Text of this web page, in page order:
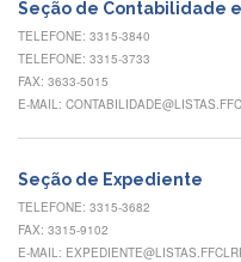
CULTURA
E
EXTENSÃO
e
Projetos
Seção de Contabilidade
TELEFONE: 3315-3840
TELEFONE: 3315-3733
FAX: 3633-5015
E-MAIL:
Seção de Expediente
TELEFONE: 3315-3682
FAX: 3315-9102
E-MAIL: